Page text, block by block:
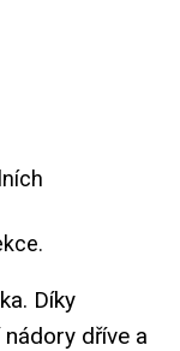
Díky
dříve a